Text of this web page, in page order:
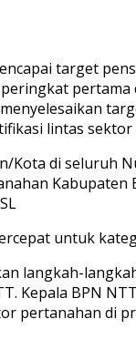
target
lintas
Kota di seluruh
Kabupaten
untuk
langkah-
BPN
pertanahan di